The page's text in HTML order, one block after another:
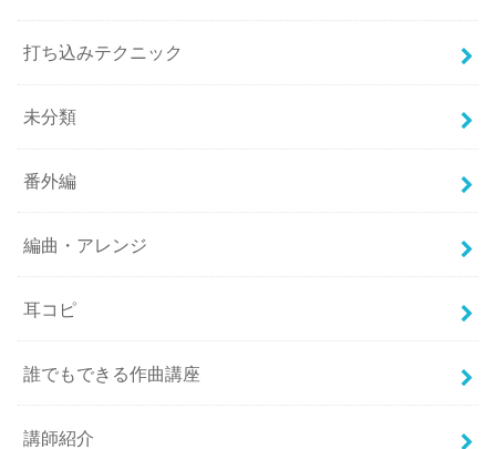
打ち込みテクニック
未分類
番外編
編曲・アレンジ
耳コピ
誰でもできる作曲講座
講師紹介